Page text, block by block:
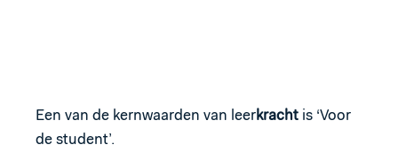
Een van de kernwaarden van leerkracht is ‘Voor
de student’.